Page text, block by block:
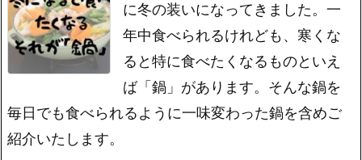
に冬の装いになってきました。一
年中食べられるけれども、寒くな
ると特に食べたくなるものといえ
ば「鍋」があります。そんな鍋を
毎日でも食べられるように一味変わった鍋を含めご
紹介いたします。